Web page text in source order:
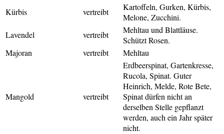
Kürbis
vertreibt
Kartoffeln, Gurken, Kürbis,
Melone, Zucchini.
Lavendel
vertreibt
Mehltau und Blattläuse.
Schützt Rosen.
Majoran
vertreibt Mehltau
Mangold vertreibt
Erdbeerspinat, Gartenkresse,
Rucola, Spinat. Guter
Heinrich, Melde, Rote Bete,
Spinatdürfen nicht an
derselben Stelle gepflanzt
werden, auch ein Jahr später
nicht.